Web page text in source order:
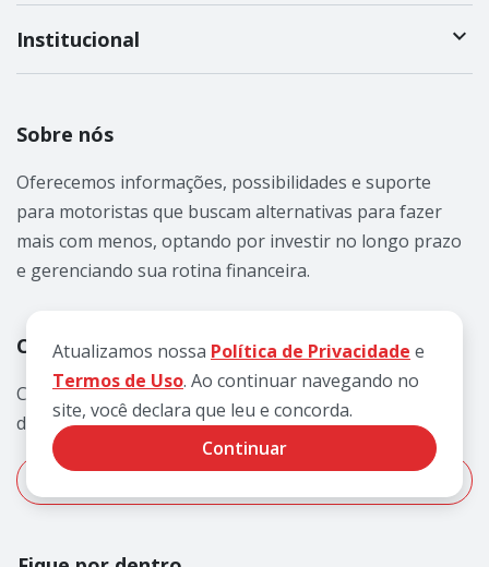
Institucional
Sobre nós
Oferecemos informações, possibilidades e suporte
para motoristas que buscam alternativas para fazer
mais com menos, optando por investir no longo prazo
e gerenciando sua rotina financeira.
Consulte grátis os débitos do veículo
Consulte e pague seu IPVA, licenciamento e todos os
débitos do veículo, em até 12x no cartão.
Consultar grátis
Atualizamos nossa Política de Privacidade e
Termos de Uso. Ao continuar navegando no
site, você declara que leu e concorda.
Continuar